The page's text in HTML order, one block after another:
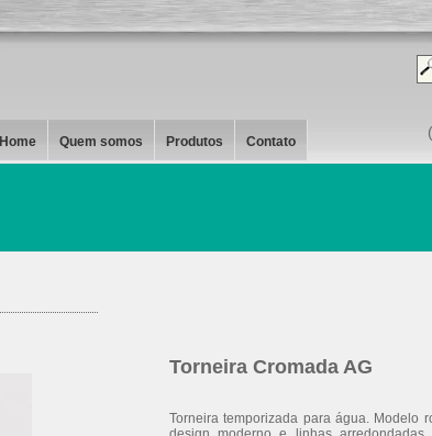
Home Quem somos Produtos Contato
Torneira Cromada AG
Torneira temporizada para água. Modelo